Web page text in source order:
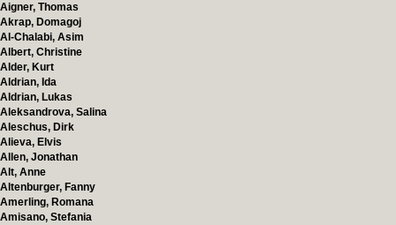
Aigner, Thomas
Akrap, Domagoj
Al-Chalabi, Asim
Albert, Christine
Alder, Kurt
Aldrian, Ida
Aldrian, Lukas
Aleksandrova, Salina
Aleschus, Dirk
Alieva, Elvis
Allen, Jonathan
Alt, Anne
Altenburger, Fanny
Amerling, Romana
Amisano, Stefania